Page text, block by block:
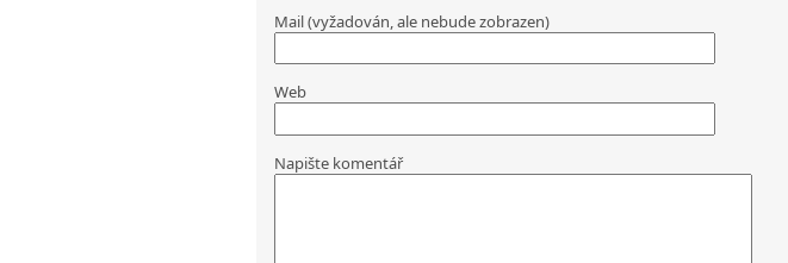
Mail (vyžadován, ale nebude zobrazen)
Web
Napište komentář